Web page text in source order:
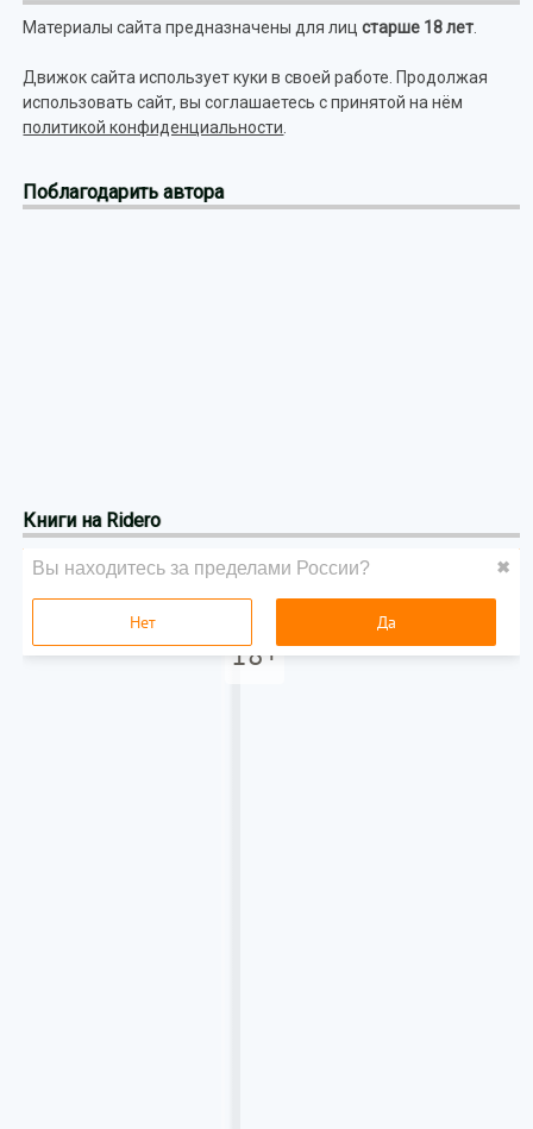
Материалы сайта предназначены для лицстарше 18 лет
Движок сайта использует куки в своей работе. Продолжая
использовать сайт, вы соглашаетесь с принятой на нём
политикой конфиденциальности
Поблагодарить автора
Книги на Ridero